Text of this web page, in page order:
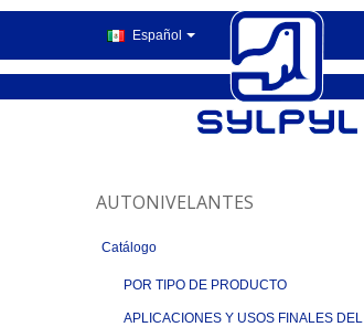
Español
AUTONIVELANTES
Catálogo
POR TIPO DE PRODUCTO
APLICACIONES Y USOS FINALES DEL